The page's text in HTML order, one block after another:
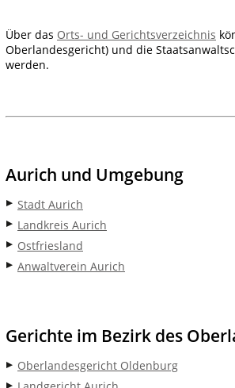
Über das Orts- und Gerichtsverzeichnis
Oberlandesgericht) und die
werden.
Aurich und Umgebung
Stadt Aurich
Landkreis Aurich
Ostfriesland
Anwaltverein Aurich
Gerichte im Bezirk des
Oberlandesgericht Oldenburg